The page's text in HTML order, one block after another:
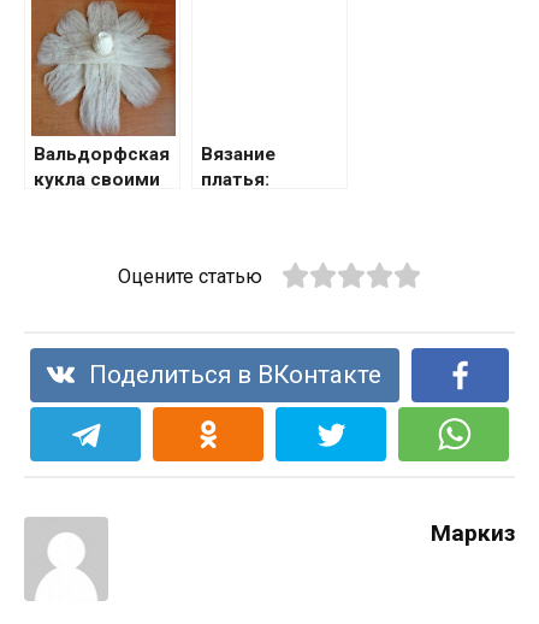
вариантов
шали. Выбор
узора и
техники +
простые
схемы вязания
для
начинающих
Вальдорфская
кукла своими
Вязание
платья:
инструкция,
дизайна
вязаного
платья (100
фото + видео)
Оцените статью
Поделиться в ВКонтакте
Маркиз